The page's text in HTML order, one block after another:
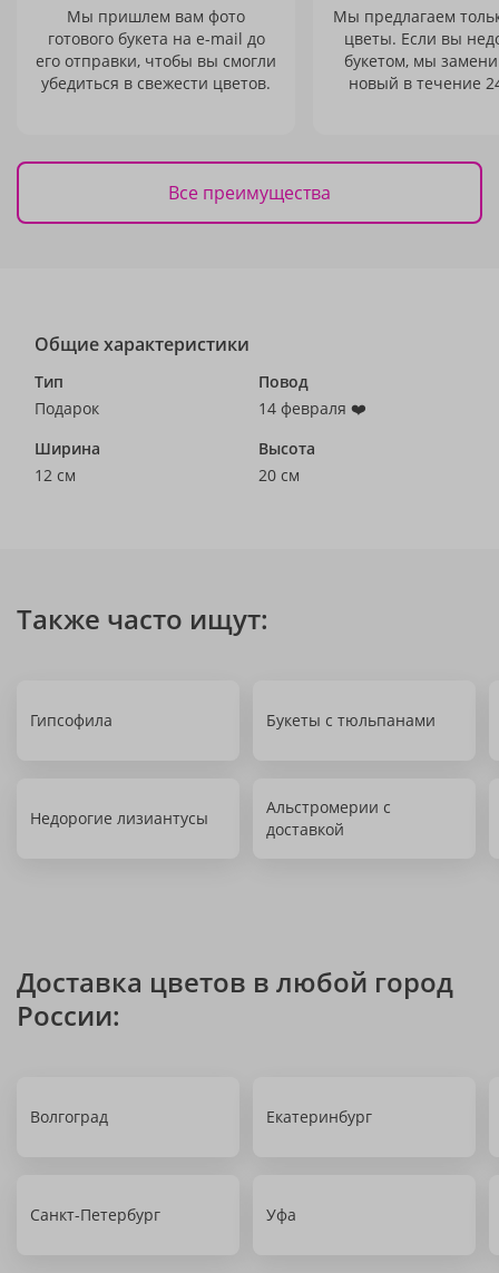
Мы пришлем вам фото
готового букета на e-mail до
его отправки, чтобы вы смогли
убедиться в свежести цветов.
Мы предлагаем
цветы. Если вы
букетом, мы
новый в течение
Все преимущества
Общие характеристики
Тип
Подарок
Повод
14 февраля ❤️
Ширина
12 см
Высота
20 см
Также часто ищут:
Гипсофила Букеты с тюльпанами
Недорогие лизиантусы
Альстромерии с
доставкой
Доставка цветов в любой город
России:
Волгоград Екатеринбург
Санкт-Петербург Уфа